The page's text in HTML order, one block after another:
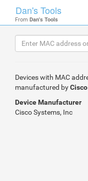
Dan's Tools
From Dan's Tools
Devices with MAC
manufactured by
Device Manufacturer
Cisco Systems, Inc